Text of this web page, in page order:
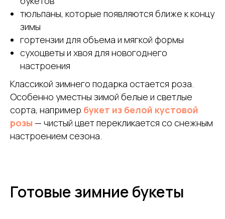
тюльпаны, которые появляются ближе к концу
зимы
гортензии для объема и мягкой формы
сухоцветы и хвоя для новогоднего
настроения
Классикой зимнего подарка остается роза.
Особенно уместны зимой белые и светлые
сорта, например букет из белой кустовой
розы — чистый цвет перекликается со снежным
настроением сезона.
Готовые зимние букеты